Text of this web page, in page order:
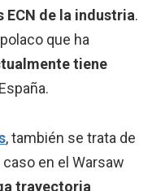
de la industria.
que ha
tiene
, también se trata de
en el Warsaw
trayectoria